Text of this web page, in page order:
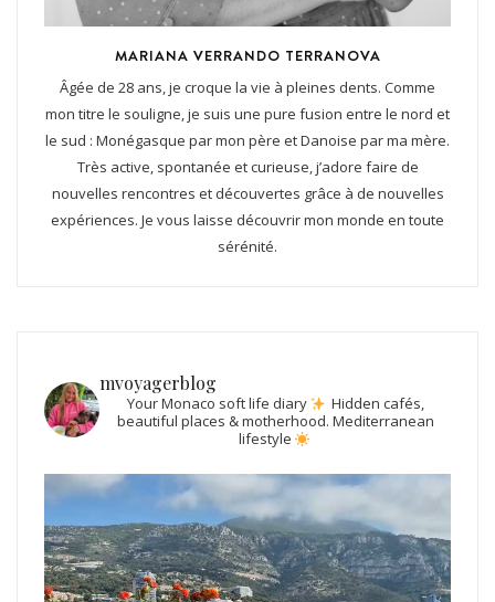
MARIANA VERRANDO TERRANOVA
Âgée de 28 ans, je croque la vie à pleines dents. Comme
mon titre le souligne, je suis une pure fusion entre le nord et
le sud : Monégasque par mon père et Danoise par ma mère.
Très active, spontanée et curieuse, j’adore faire de
nouvelles rencontres et découvertes grâce à de nouvelles
expériences. Je vous laisse découvrir mon monde en toute
sérénité.
mvoyagerblog
Your Monaco soft life diary
Hidden cafés,
beautiful places & motherhood. Mediterranean
lifestyle